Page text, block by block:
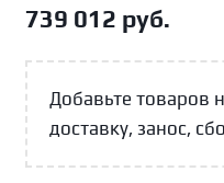
739 012 руб.
Добавьте товаров
доставку, занос,